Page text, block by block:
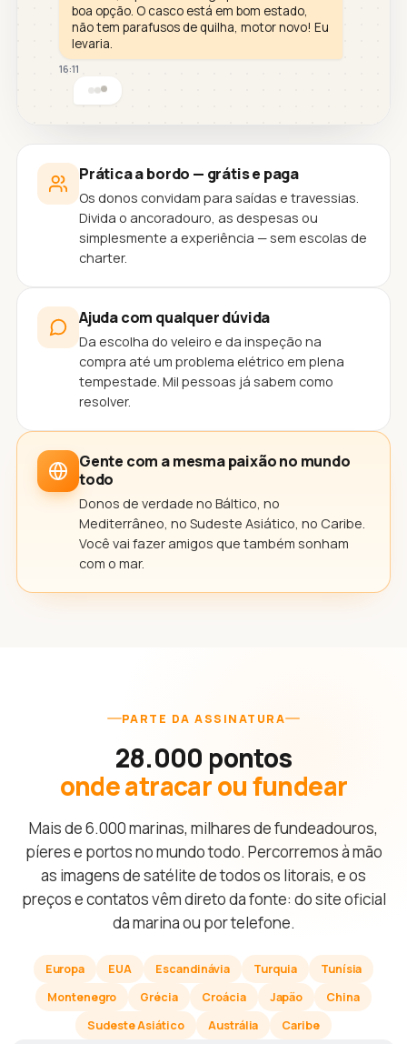
boa opção. O casco está em bom estado,
não tem parafusos de quilha, motor novo! Eu
levaria.
16:11
Prática a bordo — grátis e paga
Os donos convidam para saídas e travessias.
Divida o ancoradouro, as despesas ou
simplesmente a experiência — sem escolas de
charter.
Ajuda com qualquer dúvida
Da escolha do veleiro e da inspeção na
compra até um problema elétrico em plena
tempestade. Mil pessoas já sabem como
resolver.
Gente com a mesma paixão no mundo
todo
Donos de verdade no Báltico, no
Mediterrâneo, no Sudeste Asiático, no Caribe.
Você vai fazer amigos que também sonham
com o mar.
PARTE DA ASSINATURA
28.000 pontos
onde atracar ou fundear
Mais de 6.000 marinas, milhares de fundeadouros,
píeres e portos no mundo todo. Percorremos à mão
as imagens de satélite de todos os litorais, e os
preços e contatos vêm direto da fonte: do site oficial
da marina ou por telefone.
Europa EUA Escandinávia Turquia
Tunísia
Montenegro
Grécia Croácia Japão
China
Sudeste Asiático
Austrália
Caribe